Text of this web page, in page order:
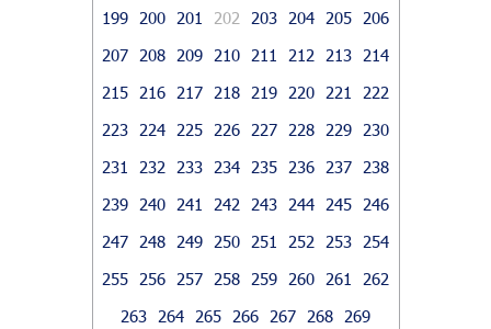
199
200 201 202 203 204 205
206
207
208 209 210 211 212 213
214
215
216 217 218 219 220 221
222
223
224 225 226 227 228 229
230
231
232 233 234 235 236 237
238
239
240 241 242 243 244 245
246
247
248 249 250 251 252 253
254
255
256 257 258 259 260 261
262
263
264 265 266 267 268 269